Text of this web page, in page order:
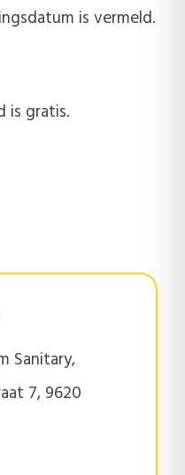
is vermeld.
is gratis.
Sanitary,
7, 9620